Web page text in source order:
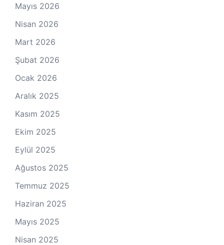
Mayıs 2026
Nisan 2026
Mart 2026
Şubat 2026
Ocak 2026
Aralık 2025
Kasım 2025
Ekim 2025
Eylül 2025
Ağustos 2025
Temmuz 2025
Haziran 2025
Mayıs 2025
Nisan 2025